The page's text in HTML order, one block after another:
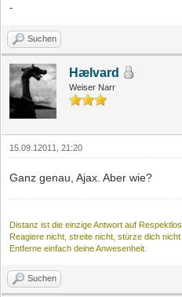
-
Suchen
Hælvard
Weiser Narr
15.09.12011, 21:20
Ganz genau, Ajax. Aber wie?
Distanz ist die einzige Antwort auf
Reagiere nicht, streite nicht, stürze dich nicht
Entferne einfach deine Anwesenheit.
Suchen